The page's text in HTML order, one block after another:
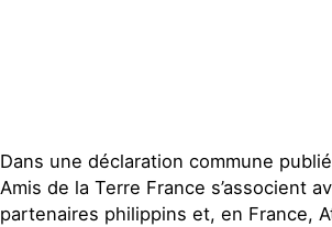
Dans une déclaration commune
Amis de la Terre France s’associent
partenaires philippins et, en France,